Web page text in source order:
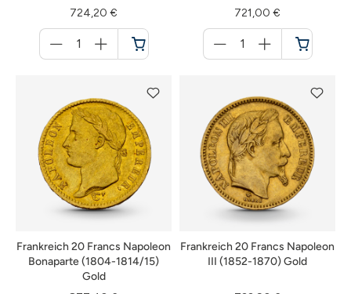
724,20 €
für
Warenkorb
721,00 €
für
Warenkorb
Frankreich 20 Francs Napoleon
Bonaparte (1804-1814/15)
Gold
Frankreich 20 Francs Napoleon
III (1852-1870) Gold